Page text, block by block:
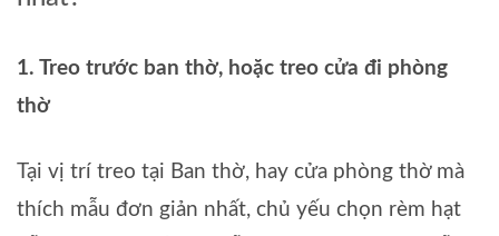
1. Treo trước ban thờ, hoặc treo cửa đi phòng
thờ
Tại vị trí treo tại Ban thờ, hay cửa phòng thờ mà
thích mẫu đơn giản nhất, chủ yếu chọn rèm hạt